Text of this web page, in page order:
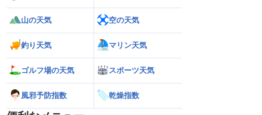
】台風16号発生
12時更新)
【ゲリラ雷雨情報】東北〜中国地方の広
山の天気 空の天気
釣り天気 マリン天気
ゴルフ場の天気 スポーツ天気
風邪予防指数 乾燥指数